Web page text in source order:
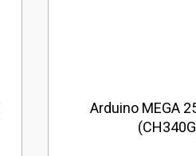
Arduino MEGA